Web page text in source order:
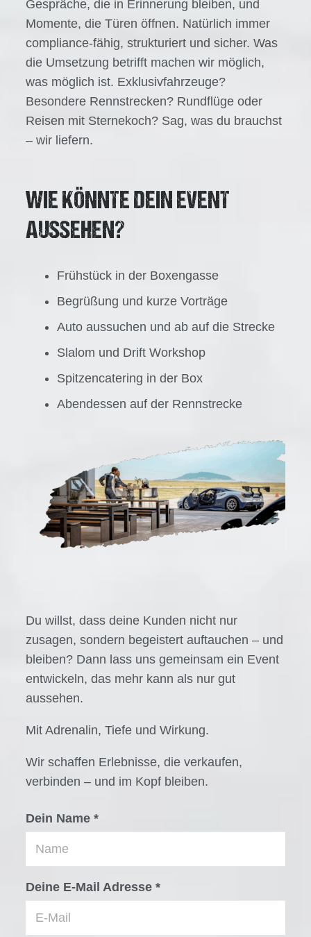
Gespräche, die in Erinnerung bleiben, und
Momente, die Türen öffnen. Natürlich immer
compliance-fähig, strukturiert und sicher. Was
die Umsetzung betrifft machen wir möglich,
was möglich ist. Exklusivfahrzeuge?
Besondere Rennstrecken? Rundflüge oder
Reisen mit Sternekoch? Sag, was du brauchst
– wir liefern.
WIE KÖNNTE DEIN EVENT
AUSSEHEN?
Frühstück in der Boxengasse
Begrüßung und kurze Vorträge
Auto aussuchen und ab auf die Strecke
Slalom und Drift Workshop
Spitzencatering in der Box
Abendessen auf der Rennstrecke
Du willst, dass deine Kunden nicht nur
zusagen, sondern begeistert auftauchen – und
bleiben? Dann lass uns gemeinsam ein Event
entwickeln, das mehr kann als nur gut
aussehen.
Mit Adrenalin, Tiefe und Wirkung.
Wir schaffen Erlebnisse, die verkaufen,
verbinden – und im Kopf bleiben.
Dein Name *
Deine E-Mail Adresse *